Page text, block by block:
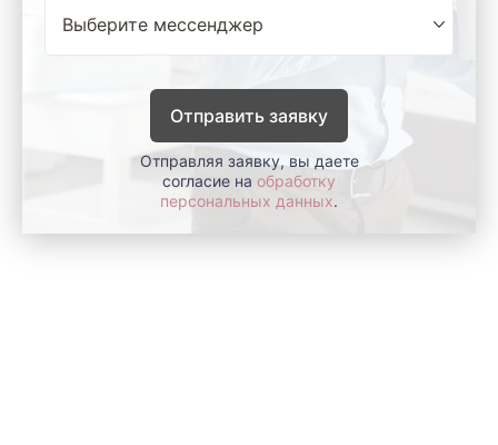
Отправить заявку
Отправляя заявку, вы даете
согласие на обработку
персональных данных.